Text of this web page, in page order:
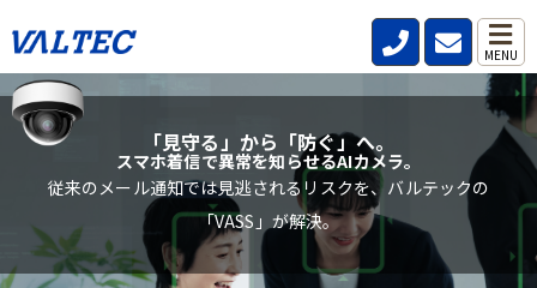
MENU
「見守る」から「防ぐ」へ。
スマホ着信で異常を知らせるAIカメラ。
従来のメール通知では見逃されるリスクを、バルテックの
「VASS」が解決。